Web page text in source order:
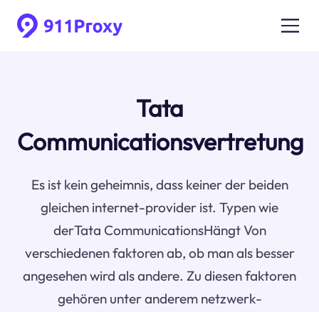
Tata
Communicationsvertretung
Es ist kein geheimnis, dass keiner der beiden
gleichen internet-provider ist. Typen wie
derTata CommunicationsHängt Von
verschiedenen faktoren ab, ob man als besser
angesehen wird als andere. Zu diesen faktoren
gehören unter anderem netzwerk-